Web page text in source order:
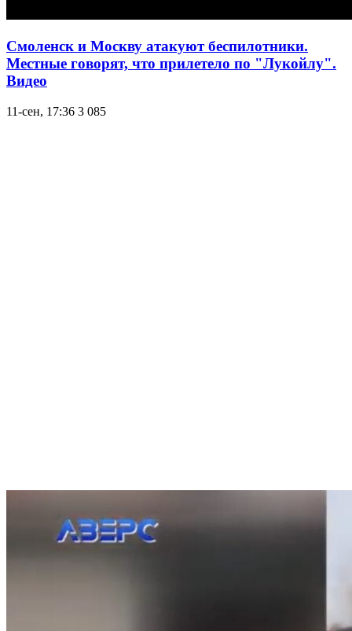
Смоленск и Москву атакуют беспилотники.
Местные говорят, что прилетело по "Лукойлу".
Видео
11-сен, 17:36 3 085